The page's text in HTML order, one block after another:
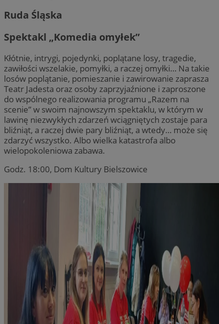
Ruda Śląska
Spektakl „Komedia omyłek”
Kłótnie, intrygi, pojedynki, poplątane losy, tragedie,
zawiłości wszelakie, pomyłki, a raczej omyłki… Na takie
losów poplątanie, pomieszanie i zawirowanie zaprasza
Teatr Jadesta oraz osoby zaprzyjaźnione i zaproszone
do wspólnego realizowania programu „Razem na
scenie” w swoim najnowszym spektaklu, w którym w
lawinę niezwykłych zdarzeń wciągniętych zostaje para
bliźniąt, a raczej dwie pary bliźniąt, a wtedy… może się
zdarzyć wszystko. Albo wielka katastrofa albo
wielopokoleniowa zabawa.
Godz. 18:00, Dom Kultury Bielszowice